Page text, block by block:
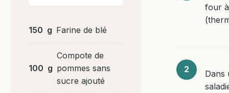
150 g Farine de blé
100 g
Compote de
pommes sans
sucre ajouté
four à
Dans